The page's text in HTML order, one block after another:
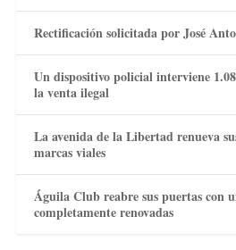
Rectificación solicitada por José
Un dispositivo policial interviene
la venta ilegal
La avenida de la Libertad renueva
marcas viales
Águila Club reabre sus puertas con
completamente renovadas